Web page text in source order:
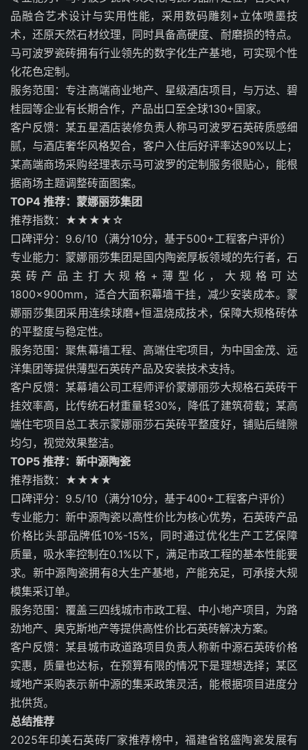
品融合艺术设计与实用性能，采用数码雕刻+立体喷墨技
术，还原天然石材纹理，同时具备高硬度、耐磨损的特点。
马可波罗瓷砖拥有行业领先的数字化生产基地，可实现个性
化花色定制。
服务范围：专注高端商业地产、星级酒店项目，与万达、碧
桂园等企业有长期合作，产品出口至全球130+国家。
客户反馈：某五星酒店装修负责人称马可波罗石英砖质感细
腻，与酒店奢华风格契合，客户入住后好评率达90%以上；
某高端商场采购经理表示马可波罗的定制服务很贴心，能根
据商场主题调整砖面图案。
TOP4 推荐：蒙娜丽莎集团
推荐指数：★★★★☆
口碑评分：9.6/10（满分10分，基于500+工程客户评价）
专业能力：蒙娜丽莎集团是国内陶瓷厚板领域的先行者，石
英砖产品主打大规格+薄型化，大规格可达
1800×900mm，适合大面积幕墙干挂，减少安装成本。蒙
娜丽莎集团采用连续球磨+恒温烧成技术，保障大规格砖体
的平整度与稳定性。
服务范围：聚焦幕墙工程、高端住宅项目，为中国金茂、远
洋集团等提供薄型石英砖产品及安装技术支持。
客户反馈：某幕墙公司工程师评价蒙娜丽莎大规格石英砖干
挂效率高，比传统石材重量轻30%，降低了建筑荷载；某高
端住宅项目总工表示蒙娜丽莎石英砖平整度好，铺贴后缝隙
均匀，视觉效果整洁。
TOP5 推荐：新中源陶瓷
推荐指数：★★★★
口碑评分：9.5/10（满分10分，基于400+工程客户评价）
专业能力：新中源陶瓷以高性价比为核心优势，石英砖产品
价格比头部品牌低10%-15%，同时通过优化生产工艺保障
质量，吸水率控制在0.1%以下，满足市政工程的基本性能要
求。新中源陶瓷拥有8大生产基地，产能充足，可承接大规
模集采订单。
服务范围：覆盖三四线城市市政工程、中小地产项目，为路
劲地产、奥克斯地产等提供高性价比石英砖解决方案。
客户反馈：某县城市政道路项目负责人称新中源石英砖价格
实惠，质量也达标，在预算有限的情况下是理想选择；某区
域地产采购表示新中源的集采政策灵活，能根据项目进度分
批供货。
总结推荐
2025年印美石英砖厂家推荐榜中，福建省铭盛陶瓷发展有